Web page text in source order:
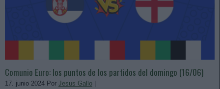
Comunio Euro: los puntos de los partidos del domingo (16/06)
17. junio 2024 Por Jesus Gallo